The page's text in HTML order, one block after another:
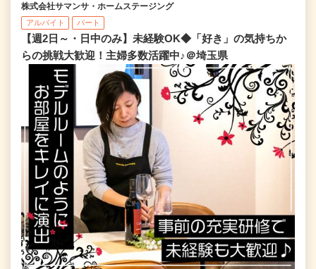
株式会社サマンサ・ホームステージング
アルバイト パート
【週2日～・日中のみ】未経験OK◆「好き」の気持ちか
らの挑戦大歓迎！主婦多数活躍中♪＠埼玉県